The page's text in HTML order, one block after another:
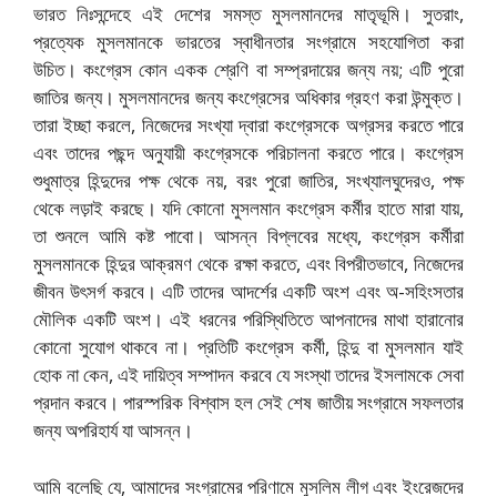
ভারত নিঃসন্দেহে এই দেশের সমস্ত মুসলমানদের মাতৃভূমি। সুতরাং,
প্রত্যেক মুসলমানকে ভারতের স্বাধীনতার সংগ্রামে সহযোগিতা করা
উচিত। কংগ্রেস কোন একক শ্রেণি বা সম্প্রদায়ের জন্য নয়; এটি পুরো
জাতির জন্য। মুসলমানদের জন্য কংগ্রেসের অধিকার গ্রহণ করা উন্মুক্ত।
তারা ইচ্ছা করলে, নিজেদের সংখ্যা দ্বারা কংগ্রেসকে অগ্রসর করতে পারে
এবং তাদের পছন্দ অনুযায়ী কংগ্রেসকে পরিচালনা করতে পারে। কংগ্রেস
শুধুমাত্র হিন্দুদের পক্ষ থেকে নয়, বরং পুরো জাতির, সংখ্যালঘুদেরও, পক্ষ
থেকে লড়াই করছে। যদি কোনো মুসলমান কংগ্রেস কর্মীর হাতে মারা যায়,
তা শুনলে আমি কষ্ট পাবো। আসন্ন বিপ্লবের মধ্যে, কংগ্রেস কর্মীরা
মুসলমানকে হিন্দুর আক্রমণ থেকে রক্ষা করতে, এবং বিপরীতভাবে, নিজেদের
জীবন উৎসর্গ করবে। এটি তাদের আদর্শের একটি অংশ এবং অ-সহিংসতার
মৌলিক একটি অংশ। এই ধরনের পরিস্থিতিতে আপনাদের মাথা হারানোর
কোনো সুযোগ থাকবে না। প্রতিটি কংগ্রেস কর্মী, হিন্দু বা মুসলমান যাই
হোক না কেন, এই দায়িত্ব সম্পাদন করবে যে সংস্থা তাদের ইসলামকে সেবা
প্রদান করবে। পারস্পরিক বিশ্বাস হল সেই শেষ জাতীয় সংগ্রামে সফলতার
জন্য অপরিহার্য যা আসন্ন।
আমি বলেছি যে, আমাদের সংগ্রামের পরিণামে মুসলিম লীগ এবং ইংরেজদের